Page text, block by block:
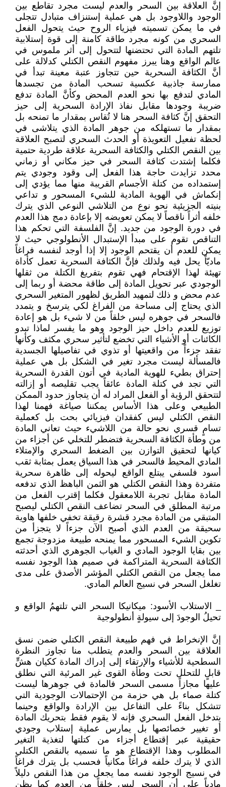
إنَّ العلاقة بين السحر والعدم ليست مجرد تقاطع بين
الوجود واللاوجود بل هي عملية إستنزاف متبادل تتجلى
في ما يمكن تسميته فيزياء الروح حيث يتحول الفعل
السحري من كونه مجرد طاقة كامنة إلى قوة إستلابية
تلتهم المادة التي تحتضنها لتتحول إلى أثر ملموس في
عالم الواقع وهنا يبرز مفهوم النقص الكتلي كدلالة على
أنَّ الكثافة السحرية حين تتجاوز عتبة معينة تبدأ في
ممارسة جاذبية عكسية تسحب المادة من تجسدها
المادي لتدفع بها نحو العدم المحض وكأنَّ المادة تدفع
ضريبة وجودها مقابل نفاذ الإرادة السحرية إلى حيز
التحقق إنَّ كثافة السحر هنا لا تُقاس بمقدار ما تمنحه بل
بمقدار ما تستهلكه من جوهر المادة الذي يتلاشى في
لحظة تفعيل التعويذة أو الحدث السحري لتصبح العلاقة
بين النقص الكتلي والكثافة السحرية علاقة طردية حتمية
فكلما إشتدت كثافة السحر في حيز مكاني أو زماني
محدد تزايدت حاجة هذا الفعل إلى وقود وجودي يتم
إستمداده من كتلة الأجسام القريبة منها مما يؤدي إلى
إنكماش في الهوية المادية للشيء المسحور و تداعي
بنيته الجزيئية نحو نوع من التلاشي النوعي الذي يترك
خلفه أثراً ناقصاً لا يمكن تعويضه إلا بإعادة دمج هذا العدم
في دورة الوجود من جديد. إنَّ الفلسفة التي تحكم هذا
التناقص تقوم على مبدأ الإستبدال الأنطولوجي حيث لا
يمكن للعدم أن يقتحم الوجود إلا إذا أوجد لنفسه فراغاً
ماديّاً يحل فيه ولذلك فإنَّ الكثافة السحرية تعمل كأداة
تهيئة لهذا الإقتحام فهي تقوم بتفريغ الكتلة من ثقلها
الوجودي عبر تحويل المادة إلى طاقة محضة أو ربما إلى
عدم محض و ذلك لتمهيد الطريق لظهور المتغير السحري
الذي يحتاج إلى مساحة من الفراغ لكي يترسخ و يتمدد
فالسحر في جوهره ليس خلقاً من لا شيء بل هو إعادة
توزيع للعدم داخل حيز الوجود وهو ما يفسر لماذا تبدو
الكائنات أو الأشياء التي تخضع لتأثير سحري مكثف وكأنها
تفقد جزءاً من واقعيتها أو تذوي في تفاصيلها الجسدية
فالمسألة ليست مجرد تغير في الشكل بل هي عملية
إحتراق بطيء للهوية المادية في أتون القدرة السحرية
التي تجد في كتلة المادة عائقاً يجب تقليصه أو إزالته
لتتحقق الرؤية أو الفعل المراد له أن يتجاوز حدود الممكن
الطبيعي وعلى هذا الأساس يمكننا صياغة فهمنا لهذا
النقص الكتلي ليس كفقدان فيزيائي بحت بل كعملية
تسامٍ قسري نحو حالة من اللاشيء حيث تعاني المادة
من وطأة الكثافة السحرية فتضطر للتخلي عن أجزاء من
كيانها لتحقيق التوازن بين الضغط السحري والإمتلاء
المادي المحيط فالسحر في هذا السياق يعمل بمثابة ثقب
أسود فلسفي يبتلع الواقع ليحوله إلى ظاهرة سحرية
متفردة وهذا النقص الكتلي هو الثمن الباهظ الذي تدفعه
المادة مقابل تجربة اللامعقول فكلما إقترب الفعل من
مرتبة المطلق في السحر تضاعف النقص الكتلي ليصبح
المتبقي من المادة مجرد قشرة رقيقة تخفي خلفها هاوية
سحيقة من العدم الذي أصبح الآن جزءاً لا يتجزأ من
تكوين الشيء المسحور مما يمنحه طبيعة مزدوجة تجمع
بين بقايا الوجود المادي و الغياب الجوهري الذي أحدثته
الكثافة السحرية المتراكمة في صميم هذا الوجود نفسه
مما يجعل من النقص الكتلي المؤشر الأصدق على مدى
تغلغل السحر في نسيج العالم المادي.
_ الاستلاب الأسود: ميكانيكا السحر التي تلتهمُ الواقع و
تحيلُ الوجودَ إلى سيولةٍ أنطولوجية
إنَّ الإنخراط في فهم طبيعة النقص الكتلي ضمن نسق
العلاقة بين السحر والعدم يتطلب منا تجاوز النظرة
السطحية للأشياء والإرتقاء إلى إدراك المادة ككيان هشٍّ
قابلٍ للتحلل تحت وطأة القوى غير المرئية التي نطلق
عليها مجازاً مسمى السحر فالمادة في جوهرها ليست
كتلة صماء بل هي حزمة من الإحتمالات الوجودية التي
تتشكل بناءً على التفاعل بين الإرادة والواقع وحينما
يتدخل الفعل السحري فإنه لا يقوم فقط بتحريك المادة
أو تغيير خصائصها بل يمارس عملية إستلاب وجودي
حقيقية عبر إقتطاع أجزاء من كتلتها لتغذية التغير
المطلوب وهذا الإقتطاع هو ما نسميه بالنقص الكتلي
الذي لا يترك خلفه فراغاً مكانياً فحسب بل يترك فراغاً
في نسيج الوجود نفسه مما يجعل من هذا النقص دليلاً
مادياً على أن السحر ليس خلقاً من العدم كما يظن